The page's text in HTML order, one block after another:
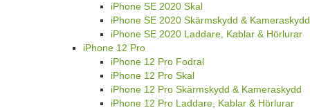
iPhone SE 2020 Skal
iPhone SE 2020 Skärmskydd & Kameraskydd
iPhone SE 2020 Laddare, Kablar & Hörlurar
iPhone 12 Pro
iPhone 12 Pro Fodral
iPhone 12 Pro Skal
iPhone 12 Pro Skärmskydd & Kameraskydd
iPhone 12 Pro Laddare, Kablar & Hörlurar